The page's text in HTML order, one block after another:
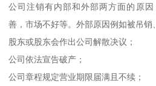
公司注销有内部和外部两方面的原
善，市场不好等。外部原因例如被吊销
股东或股东会作出公司解散决议；
公司依法宣告破产；
公司章程规定营业期限届满且不续；